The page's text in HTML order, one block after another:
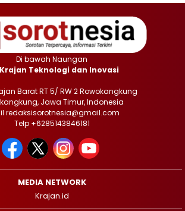
Di bawah Naungan
Krajan Teknologi dan Inovasi
Barat RT 5/ RW 2 Rowokangkung
Jawa Timur, Indonesia
redaksisorotnesia@gmail.com
Telp +6285143846181
MEDIA NETWORK
Krajan.id